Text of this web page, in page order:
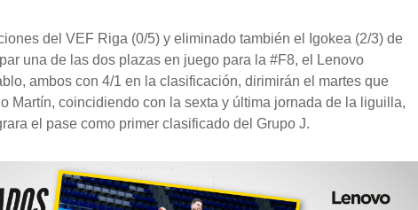
del VEF Riga (0/5) y eliminado también el Igokea (2/3) de
una de las dos plazas en juego para la #F8, el Lenovo
ambos con 4/1 en la clasificación, dirimirán el martes que
Martín, coincidiendo con la sexta y última jornada de la liguilla,
el pase como primer clasificado del Grupo J.